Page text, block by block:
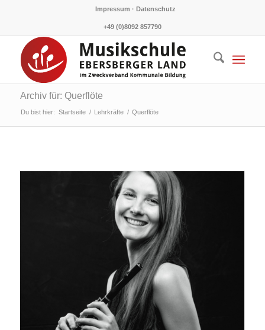
Impressum · Datenschutz
+49 (0)8092 857790
Archiv für: Querflöte
Du bist hier: Startseite / Lehrkräfte / Querflöte